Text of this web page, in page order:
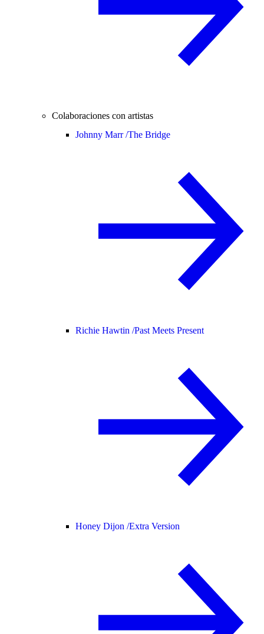
Colaboraciones con artistas
Johnny Marr /The Bridge
Richie Hawtin /Past Meets Present
Honey Dijon /Extra Version